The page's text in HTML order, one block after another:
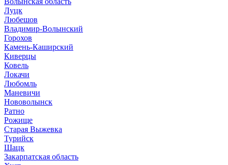
Луцк
Любешов
Владимир-Волынский
Горохов
Камень-Каширский
Киверцы
Ковель
Локачи
Любомль
Маневичи
Нововолынск
Ратно
Рожище
Старая Выжевка
Турийск
Шацк
Закарпатская область